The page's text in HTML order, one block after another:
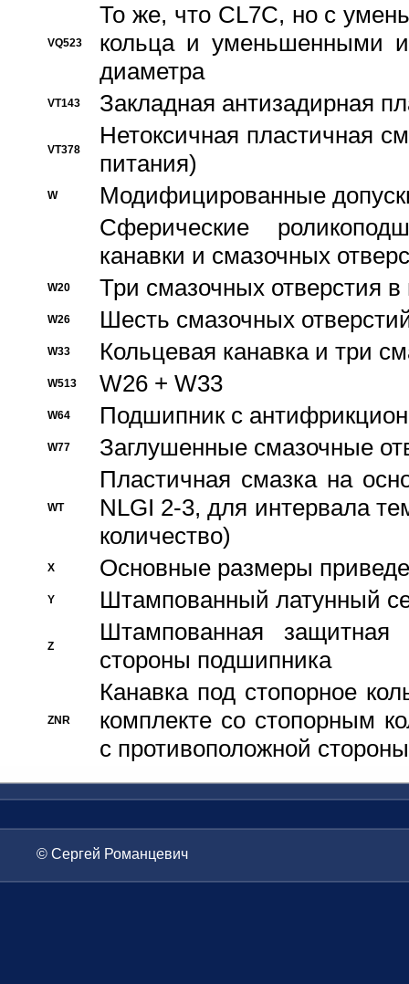
VQ523
То же, что CL7C, но с
кольца и уменьшенными
диаметра
VT143 Закладная антизадирная
VT378
Нетоксичная пластичная
питания)
W
Модифицированные
Сферические
канавки и смазочных
W20 Три смазочных отверстия
W26 Шесть смазочных
W33 Кольцевая канавка и три
W513 W26 + W33
W64 Подшипник с
W77 Заглушенные смазочные
WT
Пластичная смазка на
NLGI 2-3, для интервала
количество)
X Основные размеры
Y Штампованный латунный
Z
Штампованная
стороны подшипника
ZNR
Канавка под стопорное
комплекте со стопорным
с противоположной стороны
© Сергей Романцевич